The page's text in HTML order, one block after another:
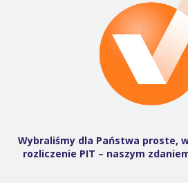
Wybraliśmy dla Państwa proste,
rozliczenie PIT – naszym